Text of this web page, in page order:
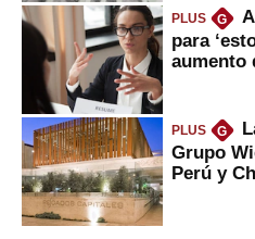
PLUS G
para
aumento
PLUS G
Grupo
Perú y